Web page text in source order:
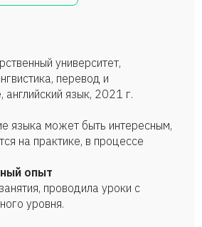
университет,
перевод и
язык, 2021 г.
языка может быть интересным,
на практике, в процессе
опыт
проводила уроки с
уровня.